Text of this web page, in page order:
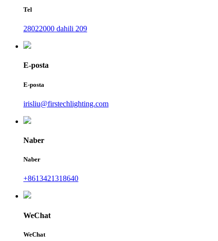
Tel
28022000 dahili 209
E-posta
E-posta
irisliu@firstechlighting.com
Naber
Naber
+8613421318640
WeChat
WeChat